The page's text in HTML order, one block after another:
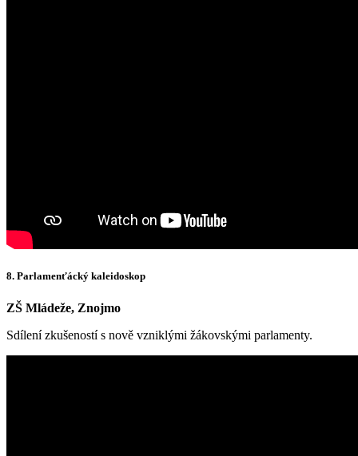
8. Parlamenťácký kaleidoskop
ZŠ Mládeže, Znojmo
Sdílení zkušeností s nově vzniklými žákovskými parlamenty.